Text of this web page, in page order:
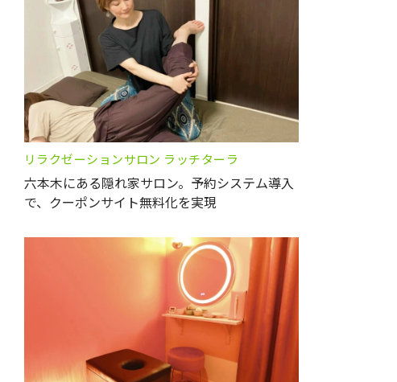
リラクゼーションサロン ラッチターラ
六本木にある隠れ家サロン。予約システム導入
で、クーポンサイト無料化を実現